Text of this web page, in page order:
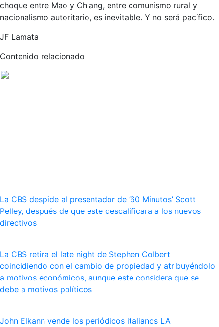
choque entre Mao y Chiang, entre comunismo rural y
nacionalismo autoritario, es inevitable. Y no será pacífico.
JF Lamata
Contenido relacionado
La CBS despide al presentador de ’60 Minutos’ Scott
Pelley, después de que este descalificara a los nuevos
directivos
La CBS retira el late night de Stephen Colbert
coincidiendo con el cambio de propiedad y atribuyéndolo
a motivos económicos, aunque este considera que se
debe a motivos políticos
John Elkann vende los periódicos italianos LA